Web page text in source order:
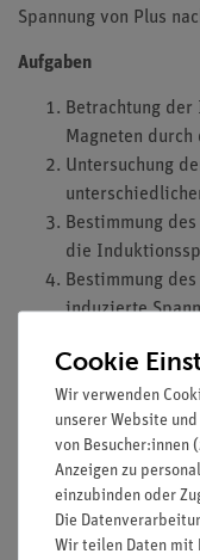
Spannung von Plus
Aufgaben
Betrachtung
Magneten durch
Untersuchung
Bestimmung
die
Bestimmung
induzierte
Lernziele
Spannungsstoß
Induktionsgesetz
Maxwell-
Magnetischer
Magnetische
Magnetfeldlinien
Cookie
Wir verwenden
unserer Website
von Besucher:innen
Anzeigen zu
einzubinden oder
Die
Wir teilen Daten mit